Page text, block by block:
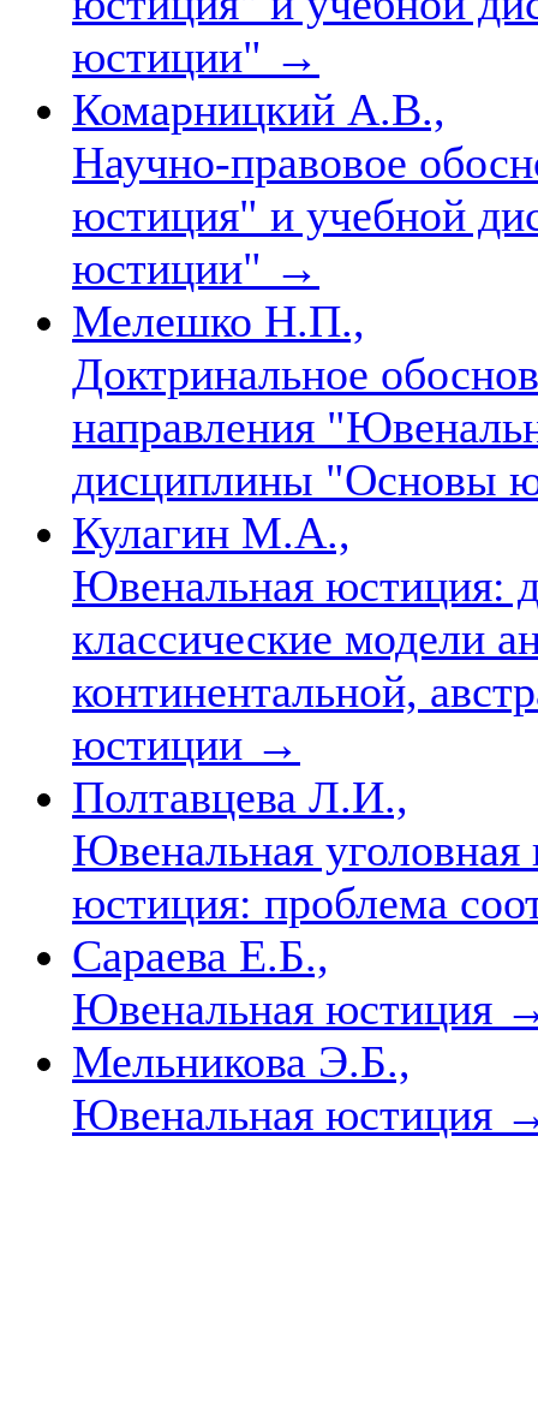
юстиции" →
Комарницкий А.В.,
Научно-правовое
юстиция" и учебной
юстиции" →
Мелешко Н.П.,
Доктринальное
направления
дисциплины "Основы
Кулагин М.А.,
Ювенальная юстиция:
классические модели
континентальной,
юстиции →
Полтавцева Л.И.,
Ювенальная
юстиция: проблема
Сараева Е.Б.,
Ювенальная юстиция
Мельникова Э.Б.,
Ювенальная юстиция